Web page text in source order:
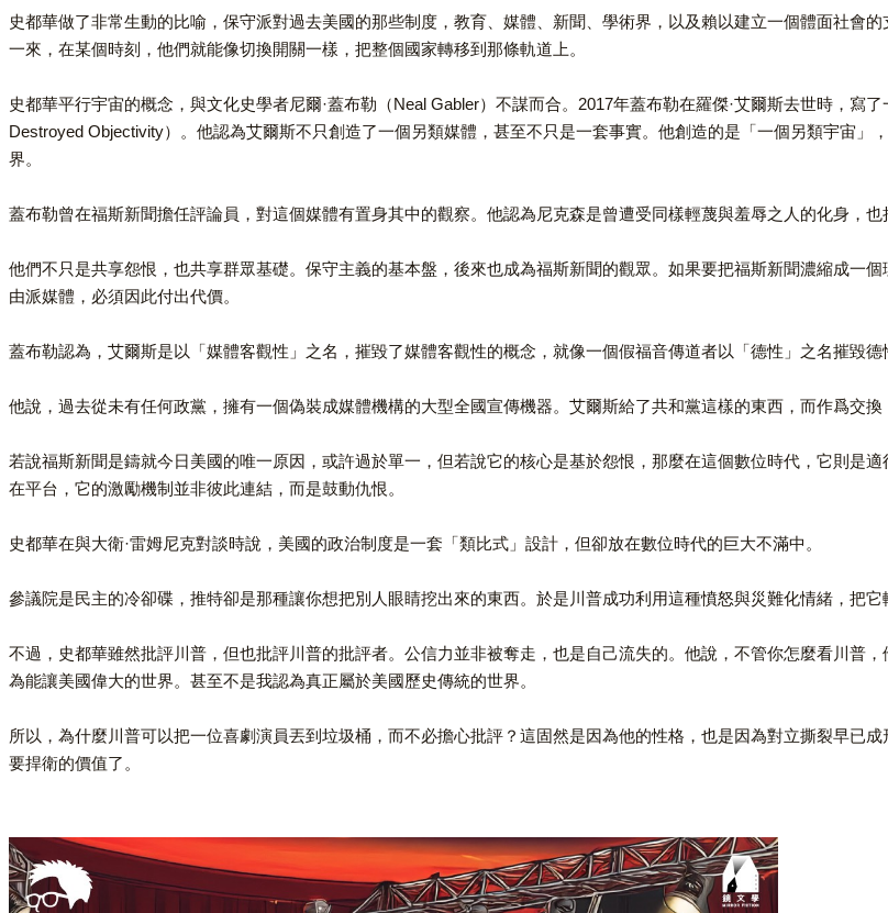
史都華做了非常生動的比喻，保守派對過去美國的那些制度，教育、媒體、新聞、學術界，以及賴以建立一個體面社會
一來，在某個時刻，他們就能像切換開關一樣，把整個國家轉移到那條軌道上。
史都華平行宇宙的概念，與文化史學者尼爾·蓋布勒（Neal Gabler）不謀而合。2017年蓋布勒在羅傑·艾爾斯去世時，寫
Destroyed Objectivity）。他認為艾爾斯不只創造了一個另類媒體，甚至不只是一套事實。他創造的是「一個另類宇宙
界。
蓋布勒曾在福斯新聞擔任評論員，對這個媒體有置身其中的觀察。他認為尼克森是曾遭受同樣輕蔑與羞辱之人的化身，
他們不只是共享怨恨，也共享群眾基礎。保守主義的基本盤，後來也成為福斯新聞的觀眾。如果要把福斯新聞濃縮成一
由派媒體，必須因此付出代價。
蓋布勒認為，艾爾斯是以「媒體客觀性」之名，摧毀了媒體客觀性的概念，就像一個假福音傳道者以「德性」之名摧毀德
他說，過去從未有任何政黨，擁有一個偽裝成媒體機構的大型全國宣傳機器。艾爾斯給了共和黨這樣的東西，而作爲交
若說福斯新聞是鑄就今日美國的唯一原因，或許過於單一，但若說它的核心是基於怨恨，那麼在這個數位時代，它則是
在平台，它的激勵機制並非彼此連結，而是鼓動仇恨。
史都華在與大衛·雷姆尼克對談時說，美國的政治制度是一套「類比式」設計，但卻放在數位時代的巨大不滿中。
參議院是民主的冷卻碟，推特卻是那種讓你想把別人眼睛挖出來的東西。於是川普成功利用這種憤怒與災難化情緒，把它
不過，史都華雖然批評川普，但也批評川普的批評者。公信力並非被奪走，也是自己流失的。他說，不管你怎麼看川普
為能讓美國偉大的世界。甚至不是我認為真正屬於美國歷史傳統的世界。
所以，為什麼川普可以把一位喜劇演員丟到垃圾桶，而不必擔心批評？這固然是因為他的性格，也是因為對立撕裂早已
要捍衛的價值了。